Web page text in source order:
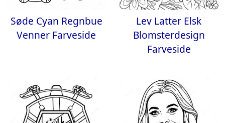
Søde Cyan Regnbue
Venner Farveside
Lev Latter Elsk
Blomsterdesign
Farveside